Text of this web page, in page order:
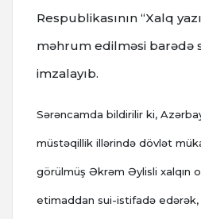
Respublikasının “Xalq
məhrum edilməsi barədə
imzalayıb.
Sərəncamda bildirilir ki,
müstəqillik illərində dövlət
görülmüş Əkrəm Əylisli xalqın
etimaddan sui-istifadə edərək,